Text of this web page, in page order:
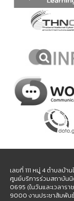
เลขที่ 111 หมู่ 4 ตำบลบ้
ศูนย์บริการร่วมสถาบัน
0695 (ในวันและเวลาร
9000 งานประชาสัมพัน